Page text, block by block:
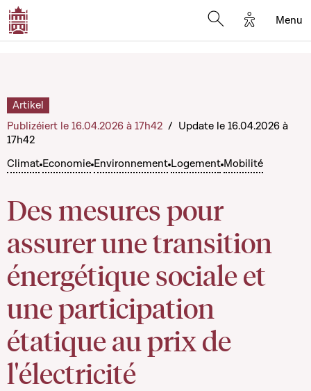
Options
Menu
Climat Economie Environnement Logement Mobilité
Des mesures pour
assurer une transition
énergétique sociale et
une participation
étatique au prix de
l'électricité
Artikel
Publizéiert le 16.04.2026 à 17h42 / Update le 16.04.2026 à
17h42